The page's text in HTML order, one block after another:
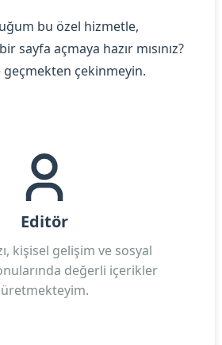
bu özel hizmetle,
sayfa açmaya hazır mısınız?
çekinmeyin.
Editör
kişisel gelişim ve sosyal
değerli içerikler
üretmekteyim.